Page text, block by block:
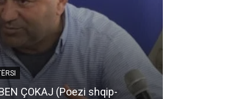
ÇOKAJ (Poezi shqip-